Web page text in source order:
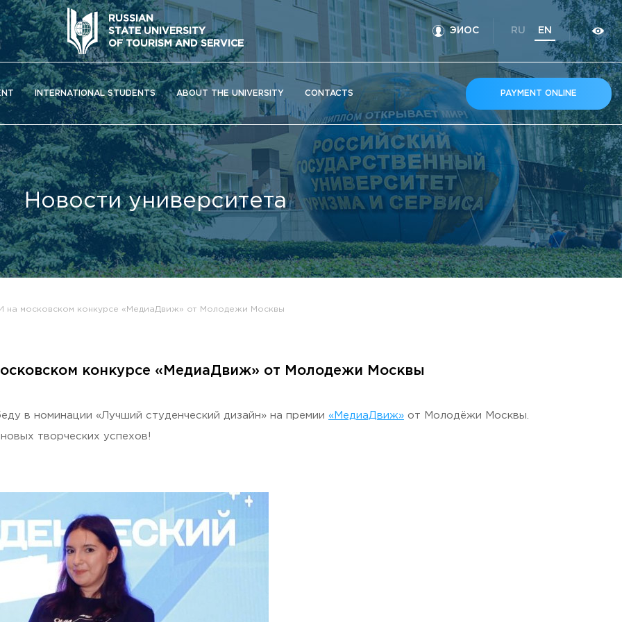
RUSSIAN
STATE UNIVERSITY
OF TOURISM AND SERVICE
ЭИОС RU EN
INTERNATIONAL STUDENTS ABOUT THE UNIVERSITY CONTACTS PAYMENT ONLINE
Новости университета
на московском конкурсе «МедиаДвиж» от Молодежи Москвы
конкурсе «МедиаДвиж» от Молодежи Москвы
в номинации «Лучший студенческий дизайн» на премии «МедиаДвиж» от Молодёжи Москвы.
творческих успехов!